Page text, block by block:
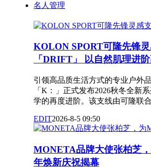
名人管理
KOLON SPORT可隆先锋
「DRIFT」 以自然肌理进
引领高品质生活方式的专业户外
「K：」正式发布2026秋冬全新
学的再度进阶。该支线由可隆联
EDIT2026-8-5 09:50
MONETA品牌大使张柏芝
年焕新庆祝揭幕